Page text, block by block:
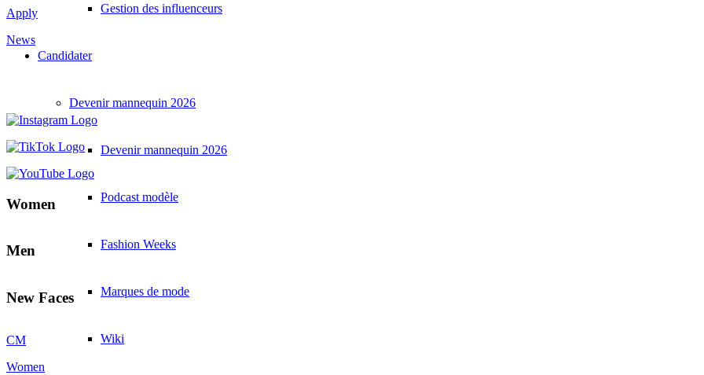
Gestion des influenceurs
Candidater
Devenir mannequin 2026
Devenir mannequin 2026
Podcast modèle
Fashion Weeks
Marques de mode
Wiki
Apply
News
Women
Men
New Faces
CM
Women